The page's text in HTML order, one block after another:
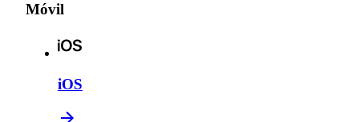
Móvil
iOS